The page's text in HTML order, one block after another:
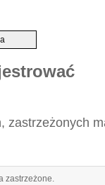
zastrzeżone.